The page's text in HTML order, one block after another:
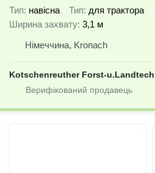
Тип навісна Тип для трактора
Ширина захвату 3,1 м
Німеччина, Kronach
Kotschenreuther Forst-